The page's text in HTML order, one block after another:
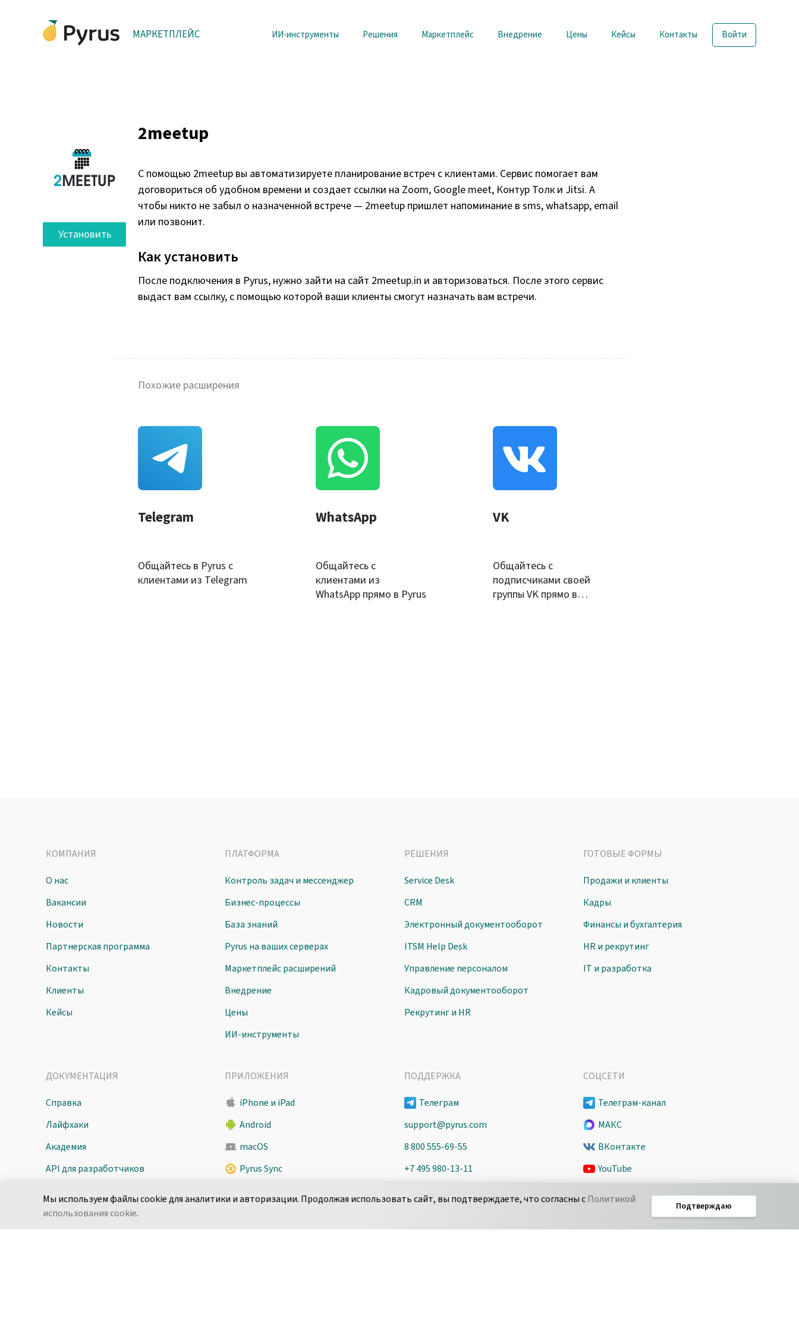
Мы используем файлы cookie для аналитики и авторизации. Продолжая использовать сайт, вы подтверждаете, что согласны сПолитикой
использования cookie.
Подтверждаю
МАРКЕТПЛЕЙС ИИ-инструменты Решения Маркетплейс Внедрение Цены Кейсы Контакты Войти
2meetup
Установить
С помощью 2meetup вы автоматизируете планирование встреч с клиентами. Сервис помогает вам
договориться об удобном времени и создает ссылки на Zoom, Google meet, Контур Толк и Jitsi. А
чтобы никто не забыл о назначенной встрече — 2meetup пришлет напоминание в sms, whatsapp, email
или позвонит.
Как установить
После подключения в Pyrus, нужно зайти на сайт 2meetup.in и авторизоваться. После этого сервис
выдаст вам ссылку, с помощью которой ваши клиенты смогут назначать вам встречи.
Похожие расширения
Telegram
Общайтесь в Pyrus с
клиентами из Telegram
WhatsApp
Общайтесь с
клиентами из
WhatsApp прямо в Pyrus
VK
Общайтесь с
подписчиками своей
группы VK прямо в
КОМПАНИЯ
О нас
Вакансии
Новости
Партнерская программа
Контакты
Клиенты
Кейсы
ПЛАТФОРМА
Контроль задач и мессенджер
Бизнес-процессы
База знаний
Pyrus на ваших серверах
Маркетплейс расширений
Внедрение
Цены
ИИ-инструменты
РЕШЕНИЯ
Service Desk
CRM
Электронный документооборот
ITSM Help Desk
Управление персоналом
Кадровый документооборот
Рекрутинг и HR
ГОТОВЫЕ ФОРМЫ
Продажи и клиенты
Кадры
Финансы и бухгалтерия
HR и рекрутинг
IT и разработка
ДОКУМЕНТАЦИЯ
Справка
Лайфхаки
Академия
API для разработчиков
ПРИЛОЖЕНИЯ
iPhone и iPad
Android
macOS
Pyrus Sync
ПОДДЕРЖКА
Телеграм
support@pyrus.com
8 800 555-69-55
+7 495 980-13-11
Сообщить об уязвимости
СОЦСЕТИ
Телеграм-канал
МАКС
ВКонтакте
YouTube